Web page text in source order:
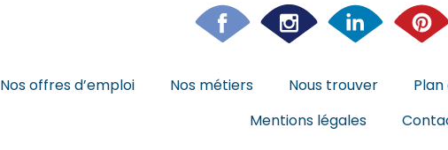
Nos offres d’emploi Nos métiers Nous trouver Plan
Mentions légales